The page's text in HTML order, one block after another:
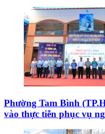
Phường Tam Bình
vào thực tiễn phục vụ